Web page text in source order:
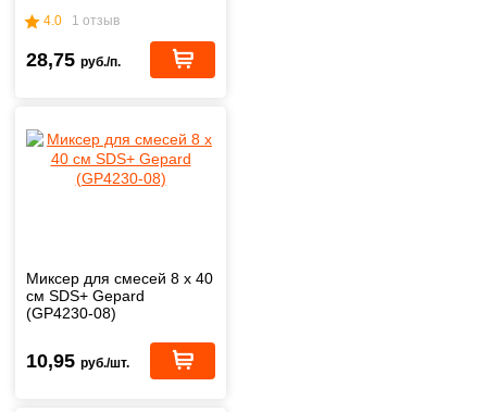
4.0 1 отзыв
28,75 руб./п.
Миксер для смесей 8 х 40
см SDS+ Gepard
(GP4230-08)
10,95 руб./шт.